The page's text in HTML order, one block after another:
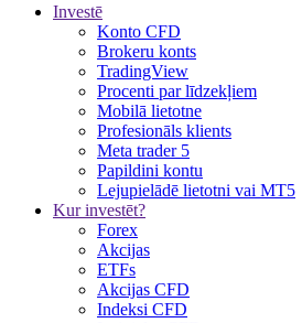
Investē
Konto CFD
Brokeru konts
TradingView
Procenti par līdzekļiem
Mobilā lietotne
Profesionāls klients
Meta trader 5
Papildini kontu
Lejupielādē lietotni vai MT5
Kur investēt?
Forex
Akcijas
ETFs
Akcijas CFD
Indeksi CFD